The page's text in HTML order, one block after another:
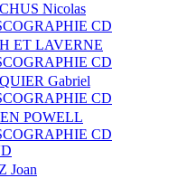
Nicolas
CD
ET LAVERNE
CD
Gabriel
CD
POWELL
CD
Joan